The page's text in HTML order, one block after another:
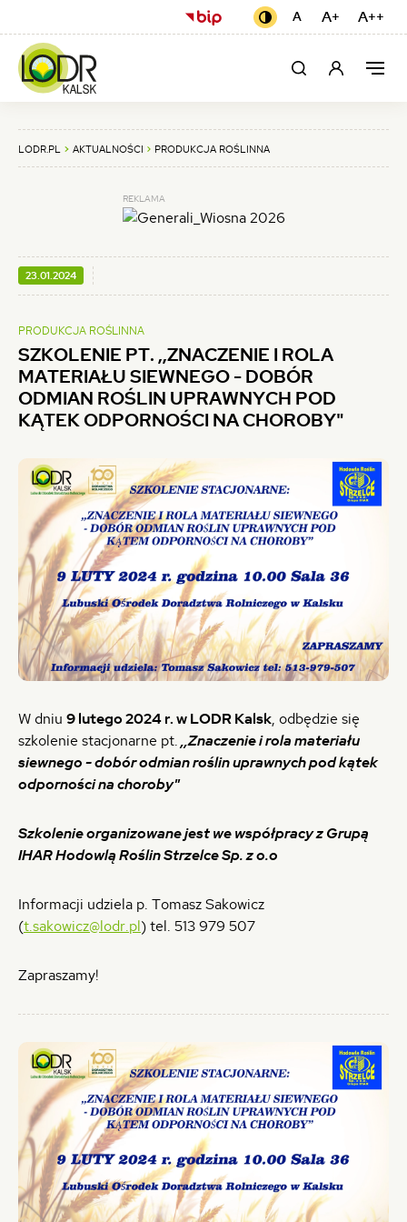
PT.
,,ZNACZENIE
ROLA
MATERIAŁU
SIEWNEGO
DOBÓR
ROŚLIN
UPRAWNYCH
POD
KĄTEK
ODPORNOŚCI
NA
CHOROBY"
LUBUSKI
OŚRODEK
DORADZTWA
ROLNICZEGO
W
KALSKU
(otwiera
się
USTAWIENIA
Kontrast
czarno-
żółty
A Czcionka
domyślna
A+ Czcionka
większa
A++
Menu
SzukajMoje
LODR.PL AKTUALNOŚCI PRODUKCJA ROŚLINNA
REKLAMA
OPUBLIKOWANO:
23.01.2024
PRODUKCJA ROŚLINNA
SZKOLENIE PT. ,,ZNACZENIE I ROLA
MATERIAŁU SIEWNEGO - DOBÓR
ODMIAN ROŚLIN UPRAWNYCH POD
KĄTEK ODPORNOŚCI NA CHOROBY"
W dniu 9 lutego 2024 r. w LODR Kalsk, odbędzie się
szkolenie stacjonarne pt.,,Znaczenie i rola materiału
siewnego - dobór odmian roślin uprawnych pod kątek
odporności na choroby"
Szkolenie organizowane jest we współpracy z Grupą
IHAR Hodowlą Roślin Strzelce Sp. z o.o
Informacji udziela p. Tomasz Sakowicz
(t.sakowicz@lodr.pl) tel. 513 979 507
Zapraszamy!